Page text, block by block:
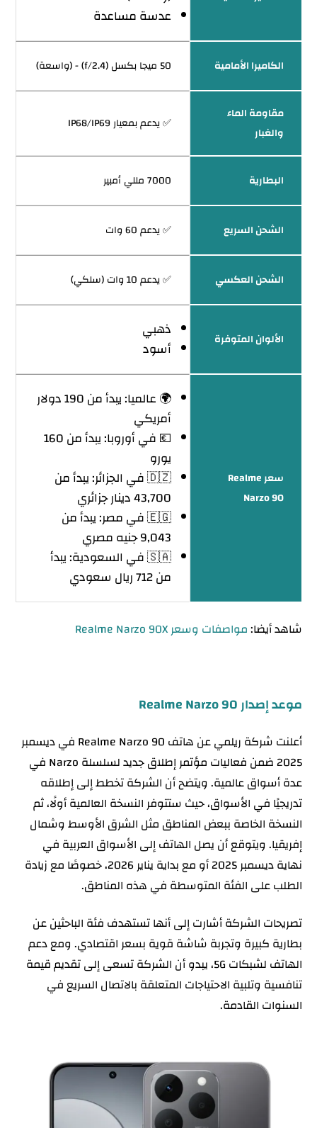
عدسة مساعدة
الكاميرا الأمامية 50 ميجا بكسل (f/2.4) - (واسعة)
مقاومة الماء
والغبار
✅ يدعم بمعيار IP68/IP69
البطارية 7000 مللي أمبير
الشحن السريع ✅ يدعم 60 وات
الشحن العكسي ✅ يدعم 10 وات (سلكي)
الألوان المتوفرة
ذهبي
أسود
سعر Realme
Narzo 90
🌍 عالميا: يبدأ من 190 دولار
أمريكي
💶 في أوروبا: يبدأ من 160
يورو
🇩🇿 في الجزائر: يبدأ من
43,700 دينار جزائري
🇪🇬 في مصر: يبدأ من
9,043 جنيه مصري
🇸🇦 في السعودية: يبدأ
من 712 ريال سعودي
شاهد أيضا:مواصفات وسعر Realme Narzo 90X
موعد إصدار Realme Narzo 90
أعلنت شركة ريلمي عن هاتف Realme Narzo 90 في ديسمبر
2025 ضمن فعاليات مؤتمر إطلاق جديد لسلسلة Narzo في
عدة أسواق عالمية. ويتضح أن الشركة تخطط إلى إطلاقه
تدريجيًا في الأسواق، حيث ستتوفر النسخة العالمية أولًا، ثم
النسخة الخاصة ببعض المناطق مثل الشرق الأوسط وشمال
إفريقيا. ويتوقع أن يصل الهاتف إلى الأسواق العربية في
نهاية ديسمبر 2025 أو مع بداية يناير 2026، خصوصًا مع زيادة
الطلب على الفئة المتوسطة في هذه المناطق.
تصريحات الشركة أشارت إلى أنها تستهدف فئة الباحثين عن
بطارية كبيرة وتجربة شاشة قوية بسعر اقتصادي. ومع دعم
الهاتف لشبكات 5G، يبدو أن الشركة تسعى إلى تقديم قيمة
تنافسية وتلبية الاحتياجات المتعلقة بالاتصال السريع في
السنوات القادمة.